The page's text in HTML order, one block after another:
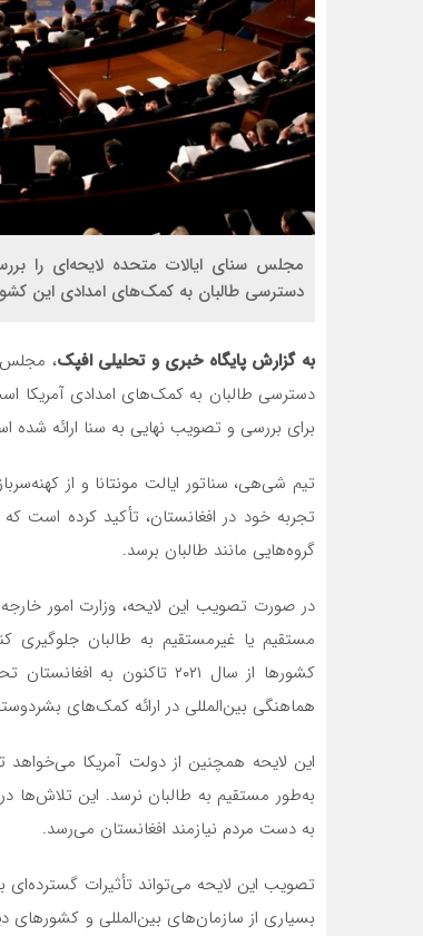
مجلس سنای ایالات متحده لایحه‌ای را
دسترسی طالبان به کمک‌های امدادی این
به گزارش پایگاه خبری و تحلیلی افپک، مجلس
دسترسی طالبان به کمک‌های امدادی آمریکا
برای بررسی و تصویب نهایی به سنا ارائه شده
تیم شی‌هی، سناتور ایالت مونتانا و از
تجربه خود در افغانستان، تأکید کرده است
گروه‌هایی مانند طالبان برسد.
در صورت تصویب این لایحه، وزارت امور
مستقیم یا غیرمستقیم به طالبان جلوگیری
کشورها از سال ۲۰۲۱
هماهنگی بین‌المللی در ارائه کمک‌های
این لایحه همچنین از دولت آمریکا می‌خواهد
به‌طور مستقیم به طالبان نرسد. این تلاش‌ها
به دست مردم نیازمند افغانستان می‌رسد.
تصویب این لایحه می‌تواند تأثیرات گسترده‌ای
بسیاری از سازمان‌های بین‌المللی و کشورهای